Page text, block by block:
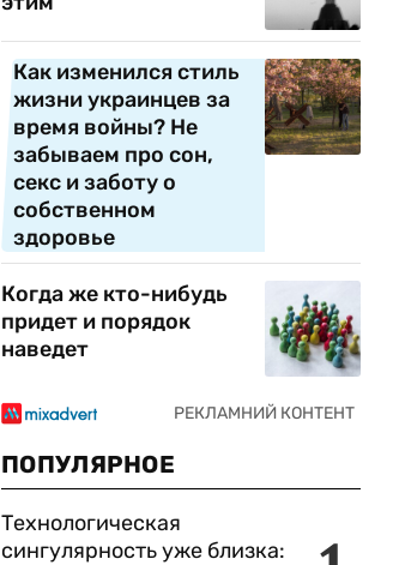
Как изменился стиль
жизни украинцев за
время войны? Не
забываем про сон,
секс и заботу о
собственном
здоровье
Когда же кто-нибудь
придет и порядок
наведет
ПОПУЛЯРНОЕ
Технологическая
сингулярность уже близка: